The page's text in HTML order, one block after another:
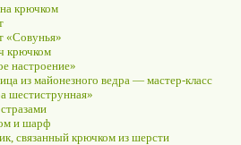
крючком
«Совунья»
крючком
настроение»
из майонезного ведра — мастер-класс
шестиструнная»
и шарф
связанный крючком из шерсти